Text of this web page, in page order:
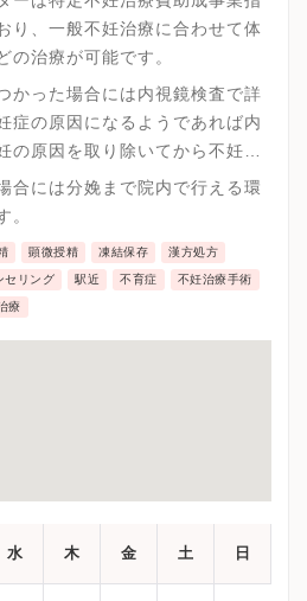
り、一般不妊治療に合わせて体
の治療が可能です。
かった場合には内視鏡検査で詳
症の原因になるようであれば内
の原因を取り除いてから不妊治
合には分娩まで院内で行える環
。
顕微授精 凍結保存 漢方処方
セリング 駅近 不育症 不妊治療手術
療
水 木 金 土 日